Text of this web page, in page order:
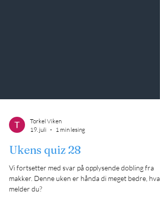
Torkel Viken
19. juli
1 min lesing
Ukens quiz 28